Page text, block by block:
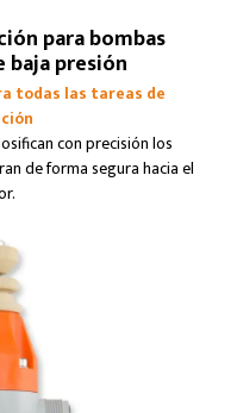
para bombas
baja presión
todas las tareas de
con precisión los
de forma segura hacia el